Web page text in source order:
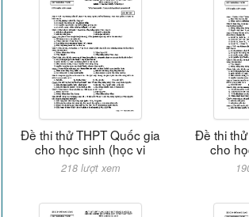
Đề thi thử THPT Quốc gia
cho học sinh (học vi
218 lượt xem
Đề thi
cho